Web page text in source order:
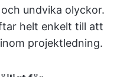
undvika olyckor.
helt enkelt till att
projektledning.